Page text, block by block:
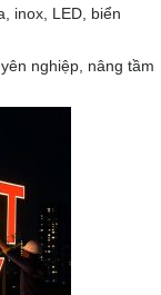
inox, LED, biển
nghiệp, nâng tầm